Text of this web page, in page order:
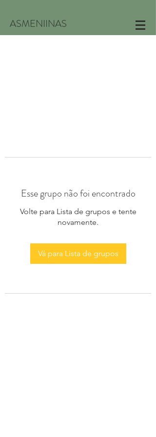
ASMENIINAS
Esse grupo não foi encontrado
Volte para Lista de grupos e tente
novamente.
Vá para Lista de grupos